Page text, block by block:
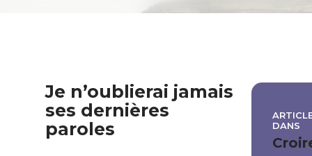
Je n’oublierai jamais
ses dernières
paroles
DANS